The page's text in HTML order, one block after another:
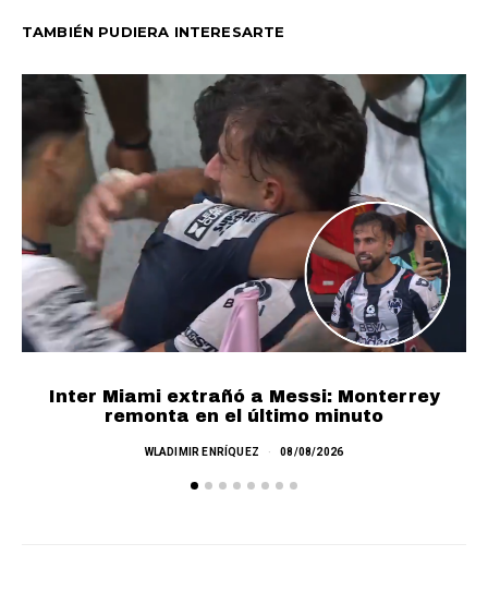
TAMBIÉN PUDIERA INTERESARTE
Inter Miami extrañó a Messi: Monterrey
remonta en el último minuto
WLADIMIR ENRÍQUEZ 08/08/2026